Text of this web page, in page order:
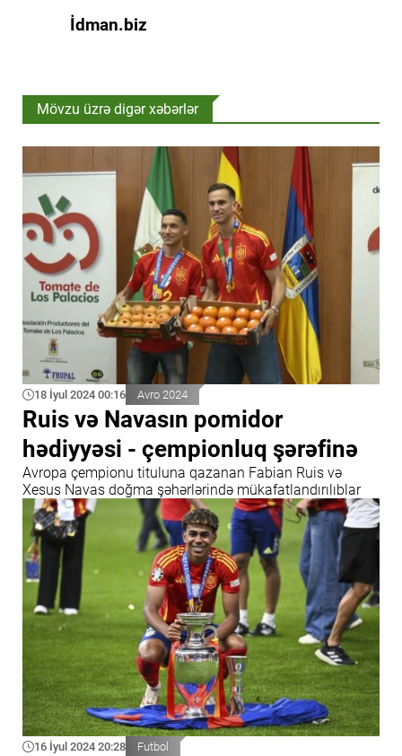
İdman.biz
Mövzu üzrə digər xəbərlər
18 İyul 2024 00:16 Avro 2024
Ruis və Navasın pomidor
hədiyyəsi - çempionluq şərəfinə
Avropa çempionu tituluna qazanan Fabian Ruis və
Xesus Navas doğma şəhərlərində mükafatlandırılıblar
16 İyul 2024 20:28 Futbol